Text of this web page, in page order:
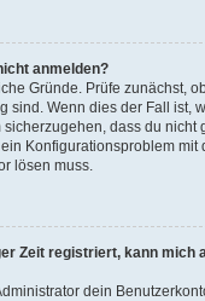
anmelden?
Gründe. Prüfe zunächst,
sind. Wenn dies der Fall ist,
sicherzugehen, dass du nicht
Konfigurationsproblem mit
lösen muss.
Zeit registriert, kann mich
dein